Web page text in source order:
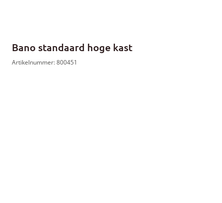
Bano standaard hoge kast
Artikelnummer: 800451